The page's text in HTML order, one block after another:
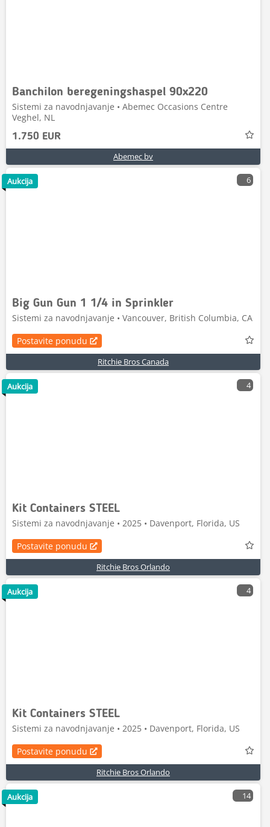
Banchilon beregeningshaspel 90x220
Sistemi za navodnjavanje • Abemec Occasions Centre
Veghel, NL
1.750 EUR
Abemec bv
6
Big Gun Gun 1 1/4 in Sprinkler
Sistemi za navodnjavanje • Vancouver, British Columbia, CA
Postavite ponudu
Ritchie Bros Canada
Aukcija
4
Kit Containers STEEL
Sistemi za navodnjavanje • 2025 • Davenport, Florida, US
Postavite ponudu
Ritchie Bros Orlando
Aukcija
4
Kit Containers STEEL
Sistemi za navodnjavanje • 2025 • Davenport, Florida, US
Postavite ponudu
Ritchie Bros Orlando
Aukcija
14
Aukcija